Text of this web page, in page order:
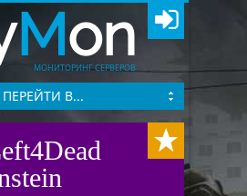
Mon
МОНИТОРИНГ СЕРВЕРОВ
ПЕРЕЙТИ В...